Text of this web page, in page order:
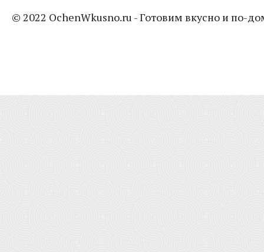
© 2022 OchenWkusno.ru - Готовим вкусно и по-